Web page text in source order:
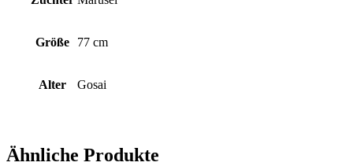
Größe 77 cm
Alter Gosai
Ähnliche Produkte